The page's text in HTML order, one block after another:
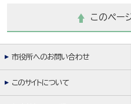
このペー
市役所へのお問い合わせ
このサイトについて